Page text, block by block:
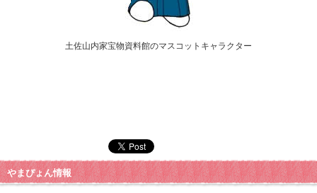
土佐山内家宝物資料館のマスコットキャラクター
やまぴょん情報